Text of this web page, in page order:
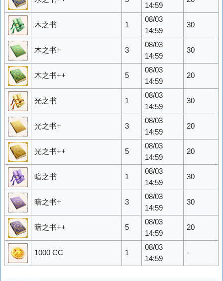
14:59
木之书 1
08/03
14:59
30
木之书+ 3
08/03
14:59
30
木之书++ 5
08/03
14:59
20
光之书 1
08/03
14:59
30
光之书+ 3
08/03
14:59
20
光之书++ 5
08/03
14:59
20
暗之书 1
08/03
14:59
30
暗之书+ 3
08/03
14:59
30
暗之书++ 5
08/03
14:59
20
1000 CC 1
08/03
14:59
-